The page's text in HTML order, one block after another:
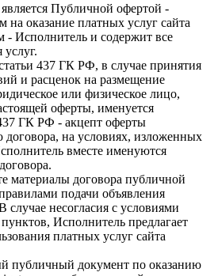
Публичной офертой -
оказание платных услуг сайта
- Исполнитель и содержит все
услуг.
437 ГК РФ, в случае принятия
и расценок на размещение
или физическое лицо,
оферты, именуется
ГК РФ - акцепт оферты
на условиях, изложенных
вместе именуются
материалы договора публичной
подачи объявления
несогласия с условиями
Исполнитель предлагает
платных услуг сайта
публичный документ по оказанию